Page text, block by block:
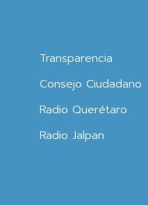
Transparencia
Consejo Ciudadano
Radio Querétaro
Radio Jalpan